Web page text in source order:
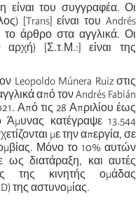
είναι του συγγραφέα. Οι
[Trans] είναι του Andrés
το άρθρο στα αγγλικά. Οι
αρχή) [Σ.τ.Μ.:] είναι της
Leopoldo Múnera Ruiz στις
από τον Andrés Fabián
Από τις 28 Απριλίου έως
Άμυνας κατέγραψε 13.544
με την απεργία, σε
Μόνο το 10% αυτών
ως διατάραξη, και αυτές
της κινητής ομάδας
της αστυνομίας.